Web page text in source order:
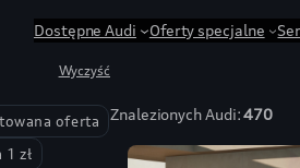
Dostępne Audi Oferty specjalne
Wyczyść
oferta
1 zł
Znalezionych Audi:470